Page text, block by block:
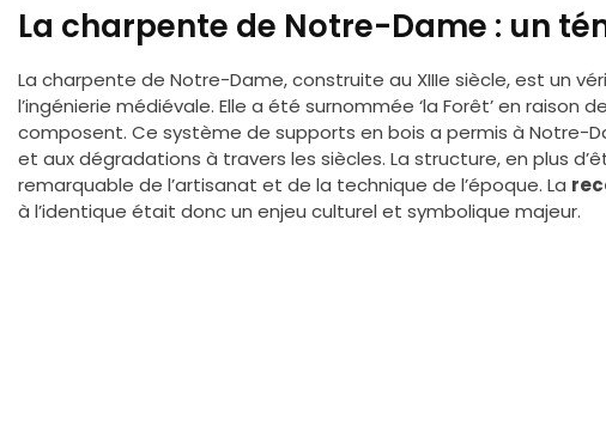
La charpente de Notre-Dame : un
La charpente de Notre-Dame, construite au XIIIe siècle, est un
l’ingénierie médiévale. Elle a été surnommée ‘la Forêt’ en raison
composent. Ce système de supports en bois a permis à Notre-
et aux dégradations à travers les siècles. La structure, en plus
remarquable de l’artisanat et de la technique de l’époque. La
à l’identique était donc un enjeu culturel et symbolique majeur.